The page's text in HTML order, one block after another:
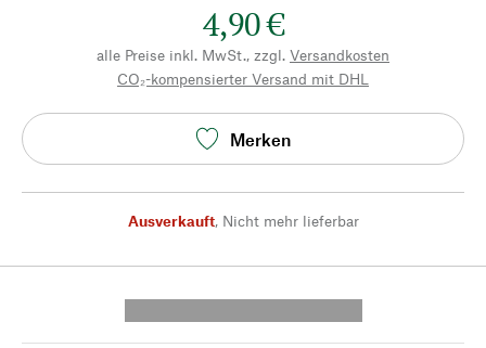
4,90 €
alle Preise inkl. MwSt., zzgl. Versandkosten
CO₂-kompensierter Versand mit DHL
Merken
Ausverkauft, Nicht mehr lieferbar